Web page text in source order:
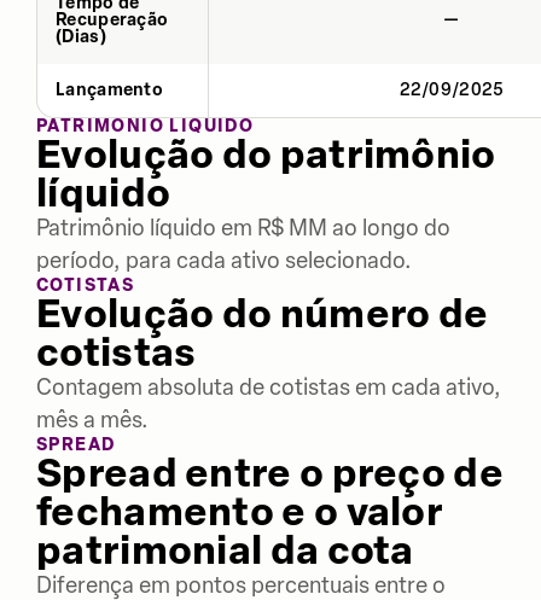
Recuperação
(Dias)
—
Lançamento
22/09/2025
PATRIMÔNIO LÍQUIDO
Evolução do patrimônio
líquido
Patrimônio líquido em R$ MM ao longo do
período, para cada ativo selecionado.
COTISTAS
Evolução do número de
cotistas
Contagem absoluta de cotistas em cada ativo,
mês a mês.
SPREAD
Spread entre o preço de
fechamento e o valor
patrimonial da cota
Diferença em pontos percentuais entre o